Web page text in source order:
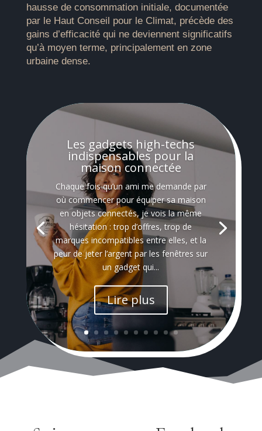
hausse de consommation initiale, documentée
par le Haut Conseil pour le Climat, précède des
gains d’efficacité qui ne deviennent significatifs
qu’à moyen terme, principalement en zone
urbaine dense.
Les gadgets high-techs
indispensables pour la
maison connectée
Chaque fois qu’un ami me demande par
où commencer pour équiper sa maison
en objets connectés, je vois la même
hésitation : trop d’offres, trop de
marques incompatibles entre elles, et la
peur de jeter l’argent par les fenêtres sur
un gadget qui...
Lire plus